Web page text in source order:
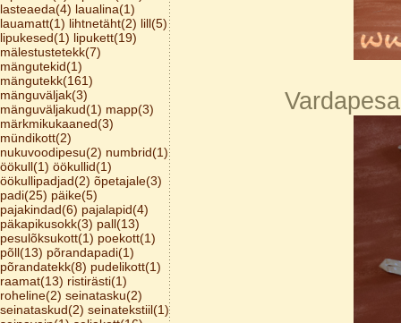
lasteaeda(4) laualina(1)
lauamatt(1) lihtnetäht(2) lill(5)
lipukesed(1) lipukett(19)
mälestustetekk(7)
mängutekid(1)
mängutekk(161)
mänguväljak(3)
mänguväljakud(1) mapp(3)
märkmikukaaned(3)
mündikott(2)
nukuvoodipesu(2) numbrid(1)
öökull(1) öökullid(1)
öökullipadjad(2) õpetajale(3)
padi(25) päike(5)
pajakindad(6) pajalapid(4)
päkapikusokk(3) pall(13)
pesulõksukott(1) poekott(1)
põll(13) põrandapadi(1)
põrandatekk(8) pudelikott(1)
raamat(13) ristirästi(1)
roheline(2) seinatasku(2)
seinataskud(2) seinatekstiil(1)